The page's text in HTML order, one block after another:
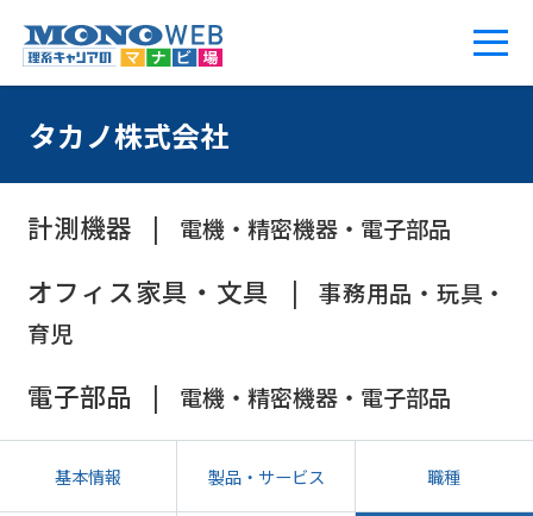
タカノ株式会社
計測機器 電機・精密機器・電子部品
オフィス家具・文具
事務用品・玩具・
育児
電子部品 電機・精密機器・電子部品
基本情報 製品・サービス 職種